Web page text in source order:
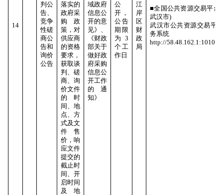
14
判公
告、
竞争
性磋
商公
告和
询价
公告
落实的
政府采
购政
策，对
供应商
的资格
要求，
获取谈
判、磋
商、询
价文件
的时
间、地
点、方
式及文
件售
价，响
应文件
提交的
截止时
间、开
启时间
及地
域政府
信息公
开的意
见》、
《财政
部关于
做好政
府采购
信息公
开工作
的通
知》
公
开，
公告
期限
为3
个工
作日
江
岸
区
财
政
局
■全国公共资源交易平台(
武汉市)
武汉市公共资源交易平
务系统
http://58.48.162.1:10106/